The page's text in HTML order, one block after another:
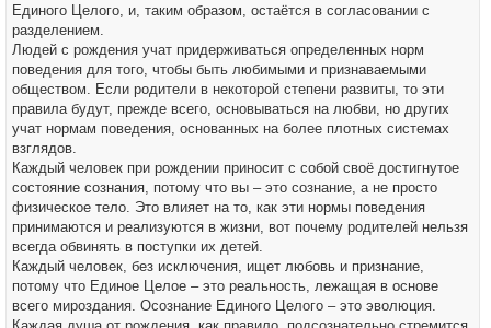
Единого Целого, и, таким образом, остаётся в согласовании с
разделением.
Людей с рождения учат придерживаться определенных норм
поведения для того, чтобы быть любимыми и признаваемыми
обществом. Если родители в некоторой степени развиты, то эти
правила будут, прежде всего, основываться на любви, но других
учат нормам поведения, основанных на более плотных системах
взглядов.
Каждый человек при рождении приносит с собой своё достигнутое
состояние сознания, потому что вы – это сознание, а не просто
физическое тело. Это влияет на то, как эти нормы поведения
принимаются и реализуются в жизни, вот почему родителей нельзя
всегда обвинять в поступки их детей.
Каждый человек, без исключения, ищет любовь и признание,
потому что Единое Целое – это реальность, лежащая в основе
всего мироздания. Осознание Единого Целого – это эволюция.